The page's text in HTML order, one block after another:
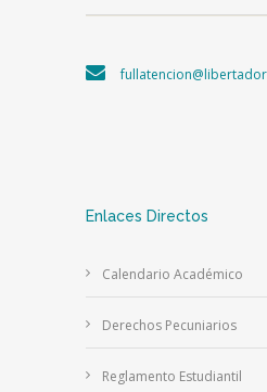
Enlaces Directos
Calendario Académico
Derechos Pecuniarios
Reglamento Estudiantil